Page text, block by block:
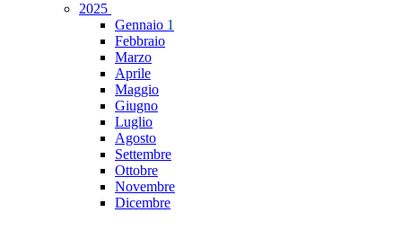
2025
Gennaio 1
Febbraio
Marzo
Aprile
Maggio
Giugno
Luglio
Agosto
Settembre
Ottobre
Novembre
Dicembre